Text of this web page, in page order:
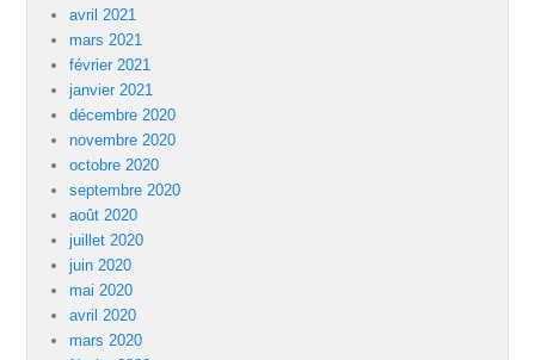
avril 2021
mars 2021
février 2021
janvier 2021
décembre 2020
novembre 2020
octobre 2020
septembre 2020
août 2020
juillet 2020
juin 2020
mai 2020
avril 2020
mars 2020